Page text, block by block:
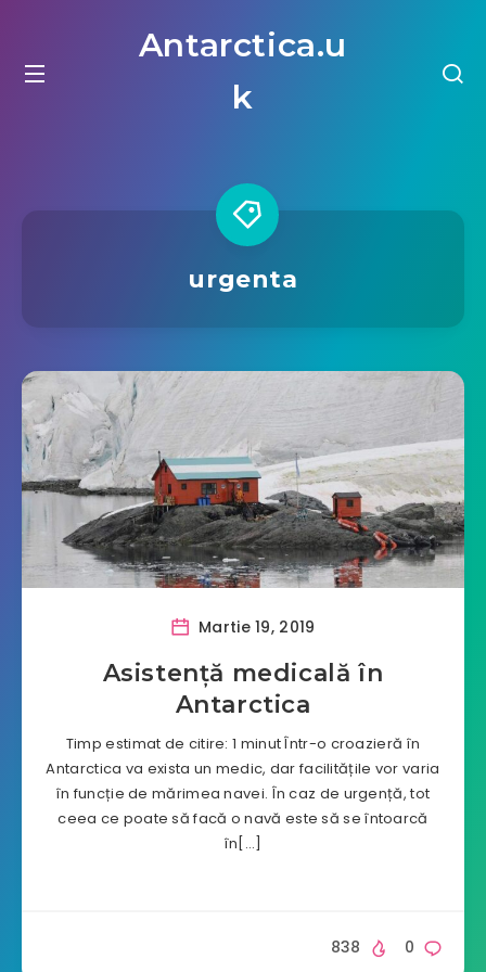
Antarctica.u
k
urgenta
Martie 19, 2019
Asistență medicală în
Antarctica
Timp estimat de citire: 1 minut Într-o croazieră în
Antarctica va exista un medic, dar facilitățile vor varia
în funcție de mărimea navei. În caz de urgență, tot
ceea ce poate să facă o navă este să se întoarcă
în[…]
0
838